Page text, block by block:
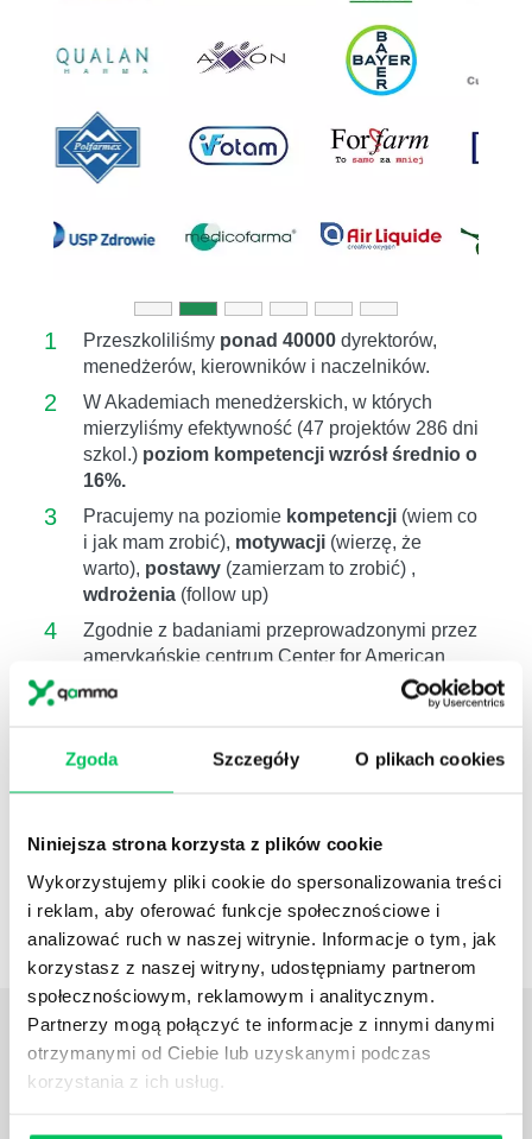
Zgoda Szczegóły O plikach cookies
Niniejsza strona korzysta z plików cookie
Wykorzystujemy pliki cookie do spersonalizowania treści
i reklam, aby oferować funkcje społecznościowe i
analizować ruch w naszej witrynie. Informacje o tym, jak
korzystasz z naszej witryny, udostępniamy partnerom
społecznościowym, reklamowym i analitycznym.
Partnerzy mogą połączyć te informacje z innymi danymi
otrzymanymi od Ciebie lub uzyskanymi podczas
korzystania z ich usług.
Previous
1 Przeszkoliliśmy ponad 40000 dyrektorów,
menedżerów, kierowników i naczelników.
2
W Akademiach menedżerskich, w których
mierzyliśmy efektywność (47 projektów 286 dni
szkol.) poziom kompetencji wzrósł średnio o
16%.
3 Pracujemy na poziomie kompetencji (wiem co
i jak mam zrobić), motywacji (wierzę, że
warto), postawy (zamierzam to zrobić) ,
wdrożenia (follow up)
4
Zgodnie z badaniami przeprowadzonymi przez
amerykańskie centrum Center for American
Progress, koszt zastąpienia pracowników
zwiększa się do 100%.
Szkolenie związane z:
Kalibracja przyrządów pomiarowych
Zarządzanie aparaturą pomiarową
Spójność pomiarowa
Normy ISO pomiary
OPINIEO SZKOLENIACH
Szkolenie było inspirujące. Poznałem metody